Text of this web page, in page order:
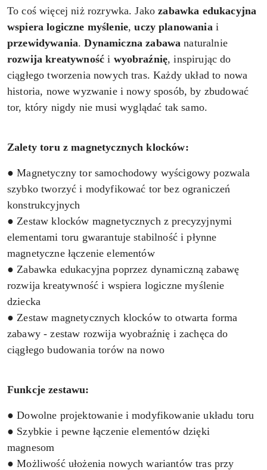
To coś więcej niż rozrywka. Jakozabawka edukacyjna
wspiera logiczne myślenie,uczy planowaniai
przewidywania.Dynamiczna zabawa naturalnie
rozwija kreatywnośći wyobraźnię, inspirując do
ciągłego tworzenia nowych tras. Każdy układ to nowa
historia, nowe wyzwanie i nowy sposób, by zbudować
tor, który nigdy nie musi wyglądać tak samo.
Zalety toru z magnetycznych klocków:
● Magnetyczny tor samochodowy wyścigowy pozwala
szybko tworzyć i modyfikować tor bez ograniczeń
konstrukcyjnych
● Zestaw klocków magnetycznych z precyzyjnymi
elementami toru gwarantuje stabilność i płynne
magnetyczne łączenie elementów
● Zabawka edukacyjna poprzez dynamiczną zabawę
rozwija kreatywność i wspiera logiczne myślenie
dziecka
● Zestaw magnetycznych klocków to otwarta forma
zabawy - zestaw rozwija wyobraźnię i zachęca do
ciągłego budowania torów na nowo
Funkcje zestawu:
● Dowolne projektowanie i modyfikowanie układu toru
● Szybkie i pewne łączenie elementów dzięki
magnesom
● Możliwość ułożenia nowych wariantów tras przy